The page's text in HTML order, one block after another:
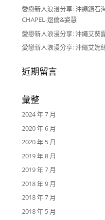
愛戀新人浪漫分享: 沖繩鑽石
CHAPEL-煜倫&姿慧
愛戀新人浪漫分享: 沖繩艾葵
愛戀新人浪漫分享: 沖繩艾妮
近期留言
彙整
2024 年 7 月
2020 年 6 月
2020 年 5 月
2019 年 8 月
2019 年 7 月
2018 年 9 月
2018 年 7 月
2018 年 5 月